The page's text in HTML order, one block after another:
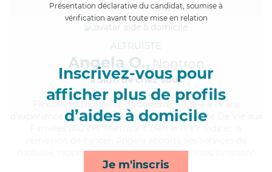
Présentation déclarative du candidat, soumise à
vérification avant toute mise en relation
Inscrivez-vous pour
afficher plus de profils
d’aides à domicile
Je m'inscris
ALTRUISTE
Angela O., Nontron
à 5km de chez Vous
, impliquée et rigoureuse, Angela a 14 ans
d'expérience et possède un diplôme d'Assistante De Vie aux
mobilité, rappels, lessive/repassage et courses/livraison*